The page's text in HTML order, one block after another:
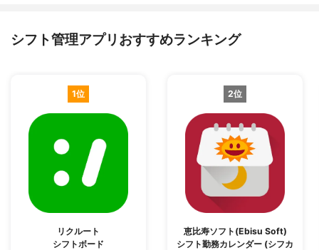
シフト管理アプリおすすめランキング
1位
リクルート
シフトボード
2位
恵比寿ソフト(Ebisu Soft)
シフト勤務カレンダー (シフカ